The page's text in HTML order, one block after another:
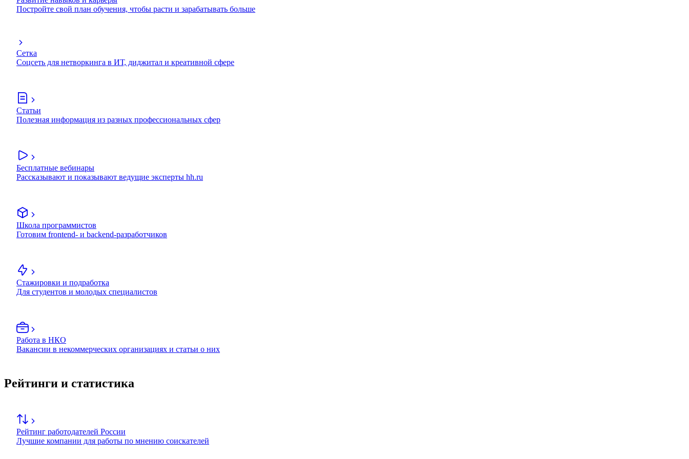
Постройте свой план обучения, чтобы расти и зарабатывать больше
Сетка
Соцсеть для нетворкинга в ИТ, диджитал и креативной сфере
Статьи
Полезная информация из разных профессиональных сфер
Бесплатные вебинары
Рассказывают и показывают ведущие эксперты hh.ru
Школа программистов
Готовим frontend- и backend-разработчиков
Стажировки и подработка
Для студентов и молодых специалистов
Работа в НКО
Вакансии в некоммерческих организациях и статьи о них
Рейтинги и статистика
Рейтинг работодателей России
Лучшие компании для работы по мнению соискателей